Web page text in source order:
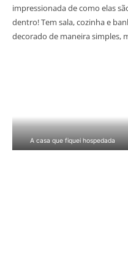
impressionada de como elas
dentro! Tem sala, cozinha e
decorado de maneira simples,
A casa que fiquei hospedada